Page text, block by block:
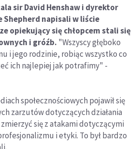
sir David Henshaw i dyrektor
Shepherd napisali w liście
opiekujący się chłopcem stali się
i gróźb. "Wszyscy głęboko
i jego rodzinie, robiąc wszystko co
ich najlepiej jak potrafimy" -
społecznościowych pojawił się
zarzutów dotyczących działania
się z atakami dotyczącymi
i etyki. To był bardzo